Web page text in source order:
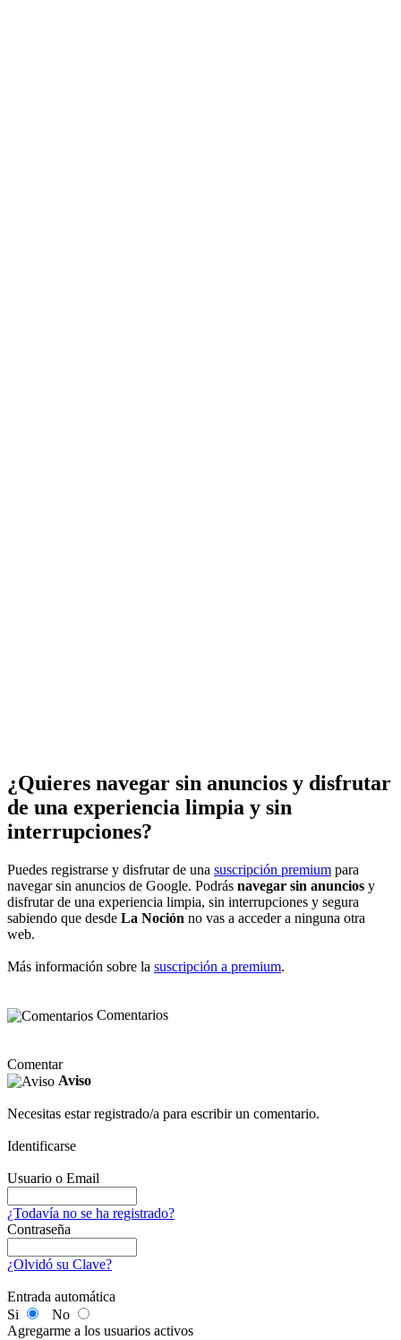
¿Quieres navegar sin anuncios y disfrutar
de una experiencia limpia y sin
interrupciones?
Puedes registrarse y disfrutar de una suscripción premium para
navegar sin anuncios de Google. Podrás navegar sin anuncios y
disfrutar de una experiencia limpia, sin interrupciones y segura
sabiendo que desde La Noción no vas a acceder a ninguna otra
web.
Más información sobre la suscripción a premium.
Comentarios
Comentar
Aviso
Necesitas estar registrado/a para escribir un comentario.
Identificarse
Usuario o Email
¿Todavía no se ha registrado?
Contraseña
¿Olvidó su Clave?
Entrada automática
Si
No
Agregarme a los usuarios activos